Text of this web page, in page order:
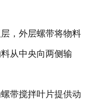
，外层螺带将物料
从中央向两侧输
带搅拌叶片提供动